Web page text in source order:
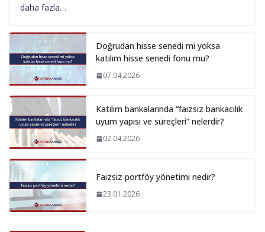
daha fazla…
Doğrudan hisse senedi mi yoksa
katılım hisse senedi fonu mu?
07.04.2026
Katılım bankalarında “faizsiz bankacılık
uyum yapısı ve süreçleri” nelerdir?
02.04.2026
Faizsiz portföy yönetimi nedir?
23.01.2026